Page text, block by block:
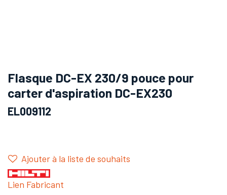
Flasque DC-EX 230/9 pouce pour
carter d'aspiration DC-EX230
EL009112
Ajouter à la liste de souhaits
Lien Fabricant